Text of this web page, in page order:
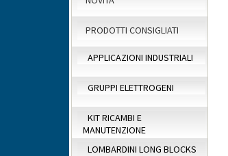
PRODOTTI CONSIGLIATI
APPLICAZIONI INDUSTRIALI
GRUPPI ELETTROGENI
KIT RICAMBI E
MANUTENZIONE
LOMBARDINI LONG BLOCKS